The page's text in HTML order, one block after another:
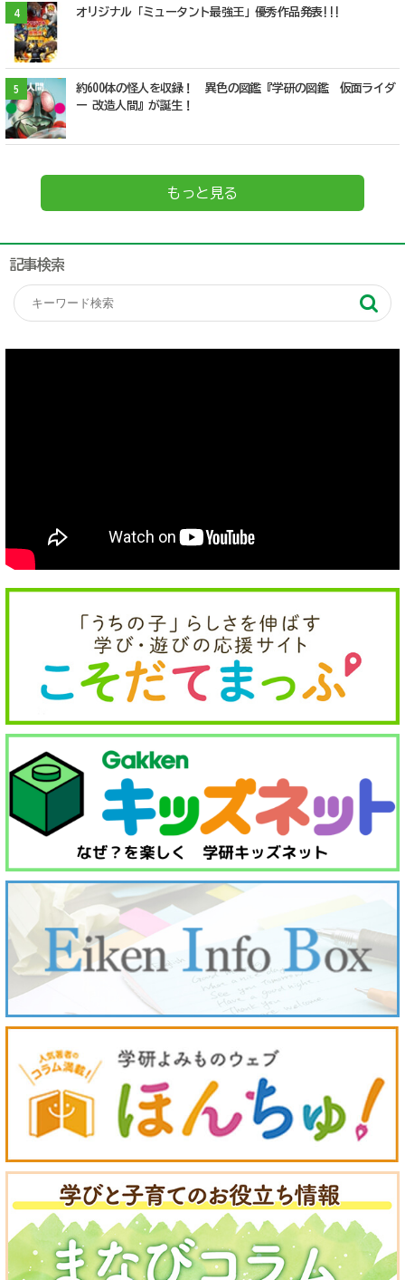
4 オリジナル「ミュータント最強王」優秀作品発表!!!
5
約600体の怪人を収録！ 異色の図鑑『学研の図鑑 仮面ライダ
ー 改造人間』が誕生！
もっと見る
記事検索